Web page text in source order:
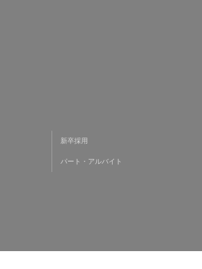
新卒採用
パート・アルバイト